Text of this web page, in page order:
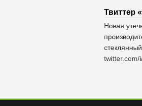
Новая
twitter.com/